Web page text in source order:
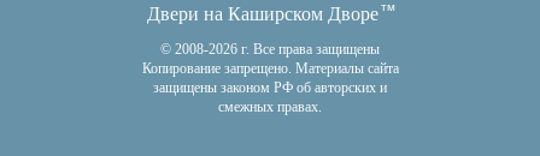
Двери на Каширском Дворетм
© 2008-2026 г. Все права защищены
Копирование запрещено. Материалы сайта
защищены законом РФ об авторских и
смежных правах.